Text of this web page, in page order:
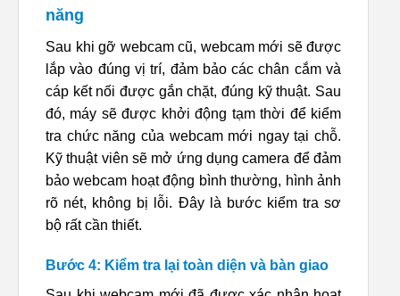
năng
Sau khi gỡ webcam cũ, webcam mới sẽ được
lắp vào đúng vị trí, đảm bảo các chân cắm và
cáp kết nối được gắn chặt, đúng kỹ thuật. Sau
đó, máy sẽ được khởi động tạm thời để kiểm
tra chức năng của webcam mới ngay tại chỗ.
Kỹ thuật viên sẽ mở ứng dụng camera để đảm
bảo webcam hoạt động bình thường, hình ảnh
rõ nét, không bị lỗi. Đây là bước kiểm tra sơ
bộ rất cần thiết.
Bước 4: Kiểm tra lại toàn diện và bàn giao